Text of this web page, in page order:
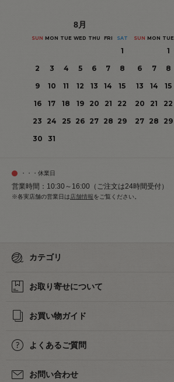
8月
SUN MON TUE WED THU FRI SAT
1
2
3 4 5 6 7
8
9
10 11 12 13 14
15
16
17 18 19 20 21
22
23
24 25 26 27 28 29
30
31
SUN MON TUE
1
6
7 8
13
14 15
20
21 22
27 28 29
・・・休業日
営業時間：10:30～16:00（ご注文は24時間受付）
※各実店舗の営業日は 店舗情報をご覧ください。
カテゴリ
お取り寄せについて
お買い物ガイド
よくあるご質問
お問い合わせ